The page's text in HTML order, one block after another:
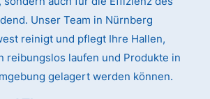
Unser Team in Nürnberg
reinigt und pflegt Ihre Hallen,
reibungslos laufen und Produkte in
gelagert werden können.